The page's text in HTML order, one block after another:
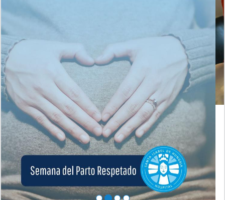
Semana del Parto Respetado. “El parto es
respetado cuando vos podés elegir”
Del 13 al 17 de mayo celebramos la Semana del Parto Respetado. La
Licenciada Laura Casabona, Jefa del Servicio de Obstetricia del
Hospital Santa Isabel de Hungría, brinda información acerca de la
importancia de los derechos de la madre y del recién nacido.